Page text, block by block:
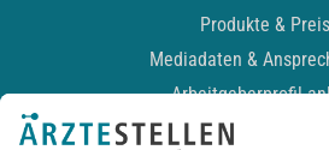
Produkte &
Mediadaten &
Arbeitgeberprofil
Recruiting-